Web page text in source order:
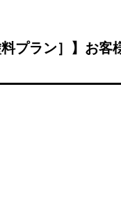
プラン］】お客